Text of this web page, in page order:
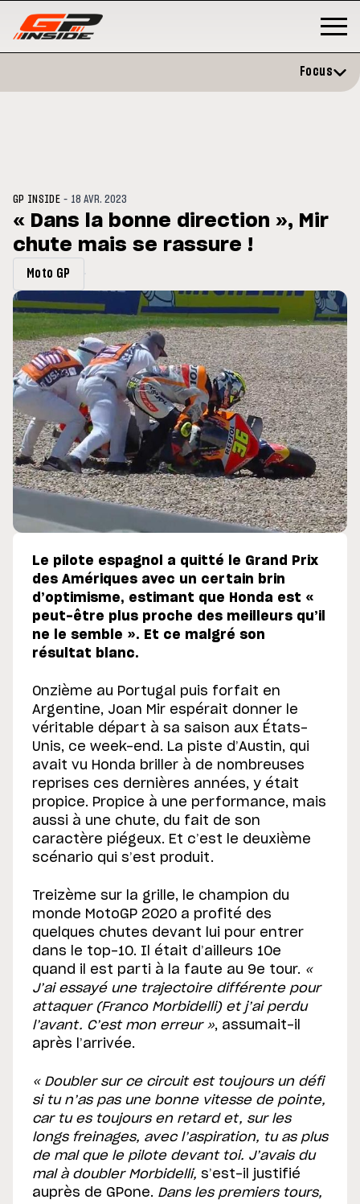
droite à Madrid
MOTO GP
Bretagne
Focus
GP INSIDE - 18 AVR. 2023
« Dans la bonne direction », Mir
chute mais se rassure !
Moto GP
Le pilote espagnol a quitté le Grand Prix
des Amériques avec un certain brin
d’optimisme, estimant que Honda est «
peut-être plus proche des meilleurs qu’il
ne le semble ». Et ce malgré son
résultat blanc.
Onzième au Portugal puis forfait en
Argentine, Joan Mir espérait donner le
véritable départ à sa saison aux États-
Unis, ce week-end. La piste d’Austin, qui
avait vu Honda briller à de nombreuses
reprises ces dernières années, y était
propice. Propice à une performance, mais
aussi à une chute, du fait de son
caractère piégeux. Et c’est le deuxième
scénario qui s’est produit.
Treizème sur la grille, le champion du
monde MotoGP 2020 a profité des
quelques chutes devant lui pour entrer
dans le top-10. Il était d’ailleurs 10e
quand il est parti à la faute au 9e tour. «
J’ai essayé une trajectoire différente pour
attaquer (Franco Morbidelli) et j’ai perdu
l’avant. C’est mon erreur », assumait-il
après l’arrivée.
« Doubler sur ce circuit est toujours un défi
si tu n’as pas une bonne vitesse de pointe,
car tu es toujours en retard et, sur les
longs freinages, avec l’aspiration, tu as plus
de mal que le pilote devant toi. J’avais du
mal à doubler Morbidelli, s’est-il justifié
auprès de GPone. Dans les premiers tours,